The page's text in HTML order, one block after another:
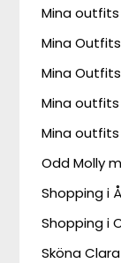
Mina outfits
Mina Outfits
Mina Outfits
Mina outfits
Mina outfits
Odd Molly
Shopping i
Shopping i
Sköna Clara